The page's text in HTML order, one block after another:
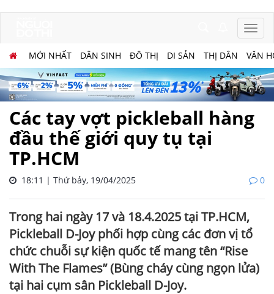
MỚI NHẤT DÂN SINH ĐÔ THỊ DI SẢN THỊ DÂN VĂN
Các tay vợt pickleball hàng
đầu thế giới quy tụ tại
TP.HCM
18:11 | Thứ bảy, 19/04/2025 0
Trong hai ngày 17 và 18.4.2025 tại TP.HCM,
Pickleball D-Joy phối hợp cùng các đơn vị tổ
chức chuỗi sự kiện quốc tế mang tên “Rise
With The Flames” (Bùng cháy cùng ngọn lửa)
tại hai cụm sân Pickleball D-Joy.